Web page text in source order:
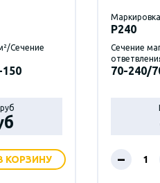
Сечение
КОРЗИНУ
Маркировка
P240
Сечение
70-240/
–